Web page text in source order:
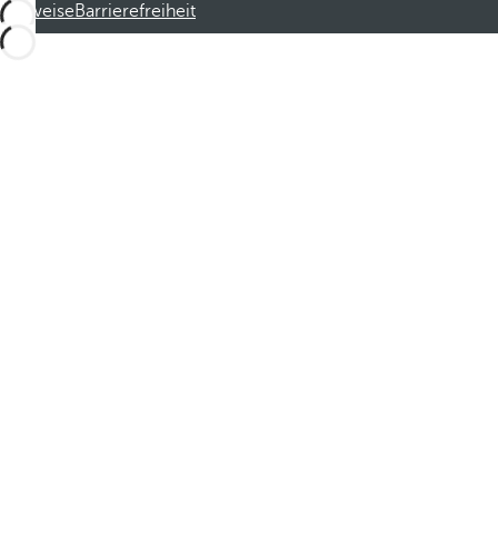
HinweiseBarrierefreiheit